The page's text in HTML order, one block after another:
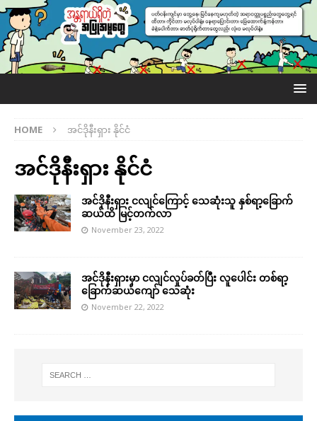
HOME အင်ဒိုနီးရှား နိုင်ငံ
အင်ဒိုနီးရှား နိုင်ငံ
အင်ဒိုနီးရှား ငလျင်ကြောင့် သေဆုံးသူ နှစ်ရာ့ခြောက်
ဆယ်ထိ မြင့်တက်လာ
November 23, 2022
အင်ဒိုနီးရှားမှာ ငလျင်လှုပ်ခတ်ပြီး လူပေါင်း တစ်ရာ့
ခြောက်ဆယ်ကျော် သေဆုံး
November 22, 2022